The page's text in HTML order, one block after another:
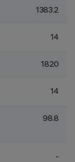
1383.2
14
1820
14
98.8
-